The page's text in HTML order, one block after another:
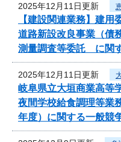
2025年12月11日更新
【建設関連業務】建
道路新設改良事業（
測量調査等委託 に関
2025年12月11日更新
岐阜県立大垣商業高等
夜間学校給食調理等業
年度）に関する一般競